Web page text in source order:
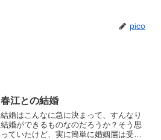
pico
春江との結婚
結婚はこんなに急に決まって、すんなり
結婚ができるものなのだろうか？そう思
っていたけど、実に簡単に婚姻届は受理